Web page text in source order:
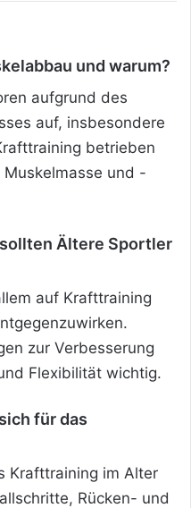
und warum?
aufgrund des
auf, insbesondere
betrieben
und -
Ältere Sportler
auf Krafttraining
zur Verbesserung
Flexibilität wichtig.
für das
Krafttraining im Alter
Rücken- und